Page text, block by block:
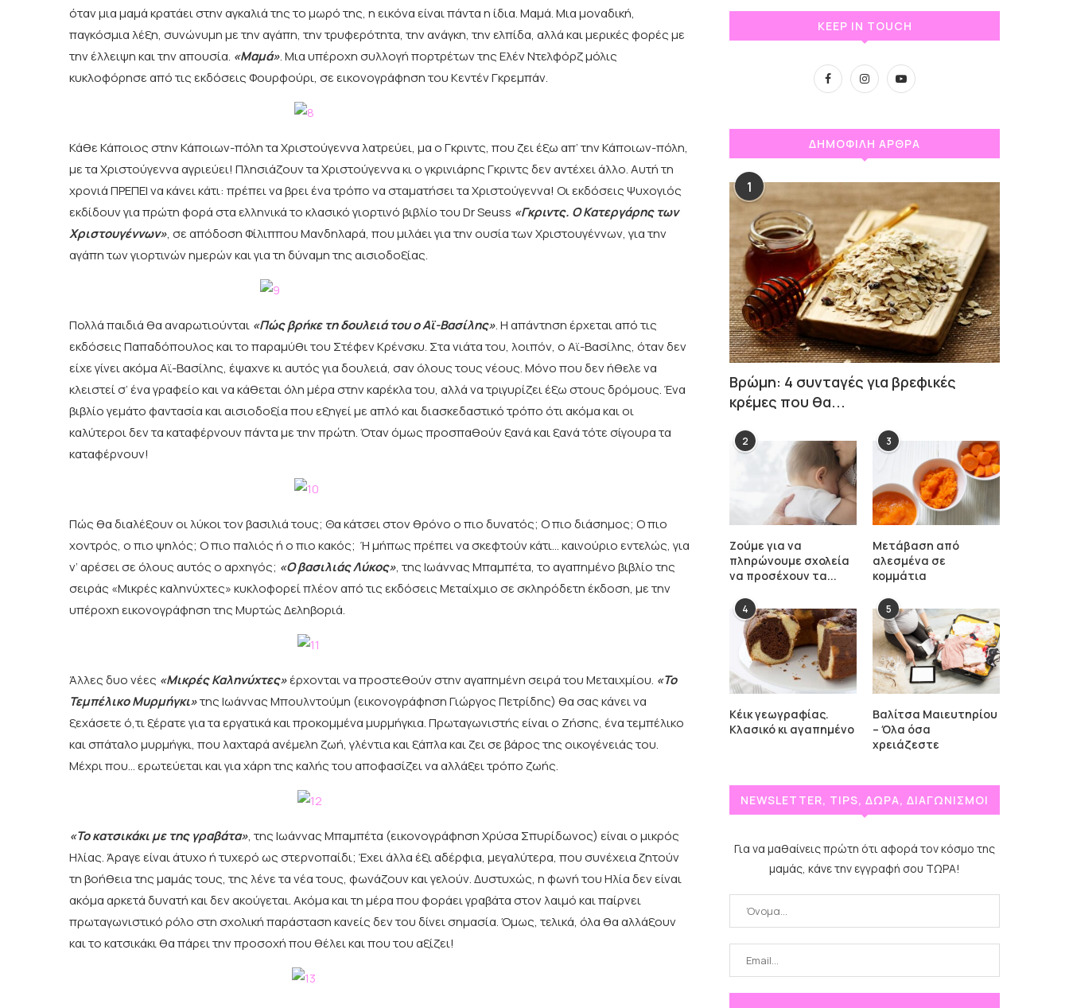
όταν μια μαμά κρατάει στην αγκαλιά της το μωρό της, η εικόνα είναι πάντα η ίδια. Μαμά. Μια μοναδική,
παγκόσμια λέξη, συνώνυμη με την αγάπη, την τρυφερότητα, την ανάγκη, την ελπίδα, αλλά και μερικές φορές με
την έλλειψη και την απουσία. «Μαμά». Μια υπέροχη συλλογή πορτρέτων της Ελέν Ντελφόρζ μόλις
κυκλοφόρησε από τις εκδόσεις Φουρφούρι, σε εικονογράφηση του Κεντέν Γκρεμπάν.
Κάθε Κάποιος στην Κάποιων-πόλη τα Χριστούγεννα λατρεύει, μα ο Γκριντς, που ζει έξω απ’ την Κάποιων-πόλη,
με τα Χριστούγεννα αγριεύει! Πλησιάζουν τα Χριστούγεννα κι ο γκρινιάρης Γκριντς δεν αντέχει άλλο. Αυτή τη
χρονιά ΠΡΕΠΕΙ να κάνει κάτι: πρέπει να βρει ένα τρόπο να σταματήσει τα Χριστούγεννα! Οι εκδόσεις Ψυχογιός
εκδίδουν για πρώτη φορά στα ελληνικά το κλασικό γιορτινό βιβλίο του Dr Seuss «Γκριντς. Ο Κατεργάρης των
Χριστουγέννων», σε απόδοση Φίλιππου Μανδηλαρά, που μιλάει για την ουσία των Χριστουγέννων, για την
αγάπη των γιορτινών ημερών και για τη δύναμη της αισιοδοξίας.
Πολλά παιδιά θα αναρωτιούνται «Πώς βρήκε τη δουλειά του ο Αϊ-Βασίλης». Η απάντηση έρχεται από τις
εκδόσεις Παπαδόπουλος και το παραμύθι του Στέφεν Κρένσκυ. Στα νιάτα του, λοιπόν, ο Αϊ-Βασίλης, όταν δεν
είχε γίνει ακόμα Αϊ-Βασίλης, έψαχνε κι αυτός για δουλειά, σαν όλους τους νέους. Μόνο που δεν ήθελε να
κλειστεί σ’ ένα γραφείο και να κάθεται όλη μέρα στην καρέκλα του, αλλά να τριγυρίζει έξω στους δρόμους. Ένα
βιβλίο γεμάτο φαντασία και αισιοδοξία που εξηγεί με απλό και διασκεδαστικό τρόπο ότι ακόμα και οι
καλύτεροι δεν τα καταφέρνουν πάντα με την πρώτη. Όταν όμως προσπαθούν ξανά και ξανά τότε σίγουρα τα
καταφέρνουν!
Πώς θα διαλέξουν οι λύκοι τον βασιλιά τους; Θα κάτσει στον θρόνο ο πιο δυνατός; Ο πιο διάσημος; Ο πιο
χοντρός, ο πιο ψηλός; Ο πιο παλιός ή ο πιο κακός; Ή μήπως πρέπει να σκεφτούν κάτι… καινούριο εντελώς, για
ν’ αρέσει σε όλους αυτός ο αρχηγός; «Ο βασιλιάς Λύκος», της Ιωάννας Μπαμπέτα, το αγαπημένο βιβλίο της
σειράς «Μικρές καληνύχτες» κυκλοφορεί πλέον από τις εκδόσεις Μεταίχμιο σε σκληρόδετη έκδοση, με την
υπέροχη εικονογράφηση της Μυρτώς Δεληβοριά.
Άλλες δυο νέες «Μικρές Καληνύχτες»έρχονται να προστεθούν στην αγαπημένη σειρά του Μεταιχμίου. «Το
Τεμπέλικο Μυρμήγκι»της Ιωάννας Μπουλντούμη (εικονογράφηση Γιώργος Πετρίδης) θα σας κάνει να
ξεχάσετε ό,τι ξέρατε για τα εργατικά και προκομμένα μυρμήγκια. Πρωταγωνιστής είναι ο Ζήσης, ένα τεμπέλικο
και σπάταλο μυρμήγκι, που λαχταρά ανέμελη ζωή, γλέντια και ξάπλα και ζει σε βάρος της οικογένειάς του.
Μέχρι που… ερωτεύεται και για χάρη της καλής του αποφασίζει να αλλάξει τρόπο ζωής.
«Το κατσικάκι με της γραβάτα», της Ιωάννας Μπαμπέτα (εικονογράφηση Χρύσα Σπυρίδωνος) είναι ο μικρός
Ηλίας. Άραγε είναι άτυχο ή τυχερό ως στερνοπαίδι; Έχει άλλα έξι αδέρφια, μεγαλύτερα, που συνέχεια ζητούν
τη βοήθεια της μαμάς τους, της λένε τα νέα τους, φωνάζουν και γελούν. Δυστυχώς, η φωνή του Ηλία δεν είναι
ακόμα αρκετά δυνατή και δεν ακούγεται. Ακόμα και τη μέρα που φοράει γραβάτα στον λαιμό και παίρνει
πρωταγωνιστικό ρόλο στη σχολική παράσταση κανείς δεν του δίνει σημασία. Όμως, τελικά, όλα θα αλλάξουν
και το κατσικάκι θα πάρει την προσοχή που θέλει και που του αξίζει!
KEEP IN TOUCH
ΔΗΜΟΦΙΛΗ ΑΡΘΡΑ
1
Βρώμη: 4 συνταγές για βρεφικές
κρέμες που θα...
2
Ζούμε για να
πληρώνουμε σχολεία
να προσέχουν τα...
3
Μετάβαση από
αλεσμένα σε
κομμάτια
4
Κέικ γεωγραφίας.
Κλασικό κι αγαπημένο
5
Βαλίτσα Μαιευτηρίου
– Όλα όσα
χρειάζεστε
NEWSLETTER, TIPS, ΔΩΡΑ, ΔΙΑΓΩΝΙΣΜΟΙ
Για να μαθαίνεις πρώτη ότι αφορά τον κόσμο της
μαμάς, κάνε την εγγραφή σου ΤΩΡΑ!